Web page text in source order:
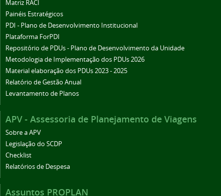
Matriz RACI
Painéis Estratégicos
PDI - Plano de Desenvolvimento Institucional
Plataforma ForPDI
Repositório de PDUs - Plano de Desenvolvimento da Unidade
Metodologia de Implementação dos PDUs 2026
Material elaboração dos PDUs 2023 - 2025
Relatório de Gestão Anual
Levantamento de Planos
APV - Assessoria de Planejamento de Viagens
Sobre a APV
Legislação do SCDP
Checklist
Relatórios de Despesa
Assuntos PROPLAN